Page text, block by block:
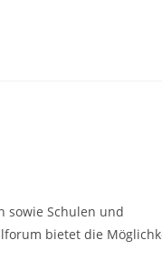
sowie Schulen und
bietet die